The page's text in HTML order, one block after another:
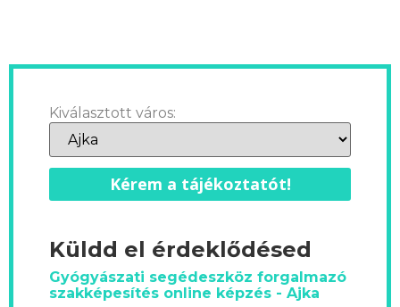
Kiválasztott város:
Kérem a tájékoztatót!
Küldd el érdeklődésed
Gyógyászati segédeszköz forgalmazó
szakképesítés online képzés - Ajka